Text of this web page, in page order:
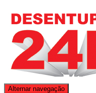
Alternar navegação